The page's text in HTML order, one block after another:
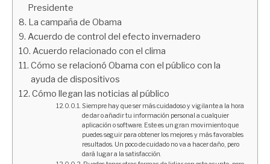
Presidente
La campaña de Obama
Acuerdo de control del efecto invernadero
Acuerdo relacionado con el clima
Cómo se relacionó Obama con el público con la
ayuda de dispositivos
Cómo llegan las noticias al público
Siempre hay que ser más cuidadoso y vigilante a la hora
de dar o añadir tu información personal a cualquier
aplicación o software. Este es un gran movimiento que
puedes seguir para obtener los mejores y más favorables
resultados. Un poco de cuidado no va a hacer daño, pero
dará lugar a la satisfacción.